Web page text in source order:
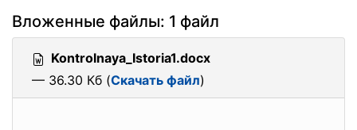
Вложенные файлы: 1 файл
Kontrolnaya_Istoria1.docx
— 36.30 Кб (Скачать файл)